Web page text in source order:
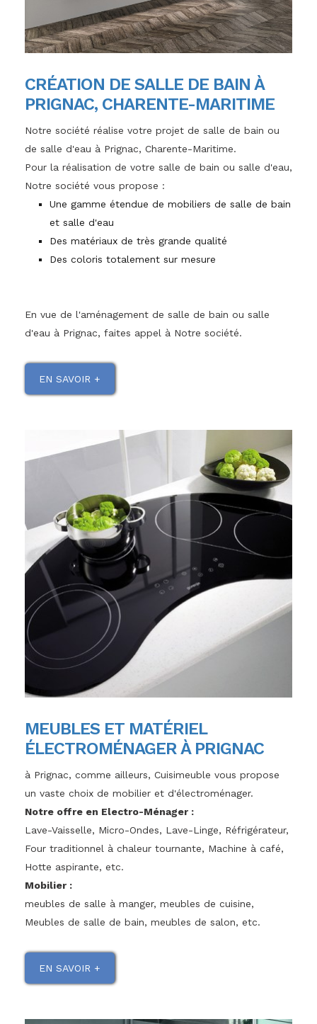
CRÉATION DE SALLE DE BAIN À
PRIGNAC, CHARENTE-MARITIME
Notre société réalise votre projet de salle de bain ou
de salle d'eau à Prignac, Charente-Maritime.
Pour la réalisation de votre salle de bain ou salle d'eau,
Notre société vous propose :
Une gamme étendue de mobiliers de salle de bain
et salle d'eau
Des matériaux de très grande qualité
Des coloris totalement sur mesure
En vue de l'aménagement de salle de bain ou salle
d'eau à Prignac, faites appel à Notre société.
EN SAVOIR +
MEUBLES ET MATÉRIEL
ÉLECTROMÉNAGER À PRIGNAC
à Prignac, comme ailleurs, Cuisimeuble vous propose
un vaste choix de mobilier et d'électroménager.
Notre offre en Electro-Ménager :
Lave-Vaisselle, Micro-Ondes, Lave-Linge, Réfrigérateur,
Four traditionnel à chaleur tournante, Machine à café,
Hotte aspirante, etc.
Mobilier :
meubles de salle à manger, meubles de cuisine,
Meubles de salle de bain, meubles de salon, etc.
EN SAVOIR +